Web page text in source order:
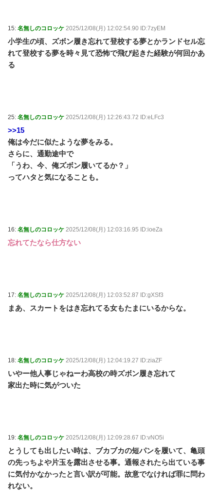
15: 名無しのコロッケ 2025/12/08(月) 12:02:54.90 ID:7zyEM
小学生の頃、ズボン履き忘れて登校する夢とかランドセル忘
れて登校する夢を時々見て恐怖で飛び起きた経験が何回かあ
る
25: 名無しのコロッケ 2025/12/08(月) 12:26:43.72 ID:eLFc3
>>15
俺は今だに似たような夢をみる。
さらに、通勤途中で
「うわ、今、俺ズボン履いてるか？」
ってハタと気になることも。
16: 名無しのコロッケ 2025/12/08(月) 12:03:16.95 ID:ioeZa
忘れてたなら仕方ない
17: 名無しのコロッケ 2025/12/08(月) 12:03:52.87 ID:gXSf3
まあ、スカートをはき忘れてる女もたまにいるからな。
18: 名無しのコロッケ 2025/12/08(月) 12:04:19.27 ID:ziaZF
いやー他人事じゃねーわ高校の時ズボン履き忘れて
家出た時に気がついた
19: 名無しのコロッケ 2025/12/08(月) 12:09:28.67 ID:vNO5i
とうしても出したい時は、ブカブカの短パンを履いて、亀頭
の先っちよや片玉を露出させる事。通報されたら出ている事
に気付かなかったと言い訳が可能。故意でなければ罪に問わ
れない。